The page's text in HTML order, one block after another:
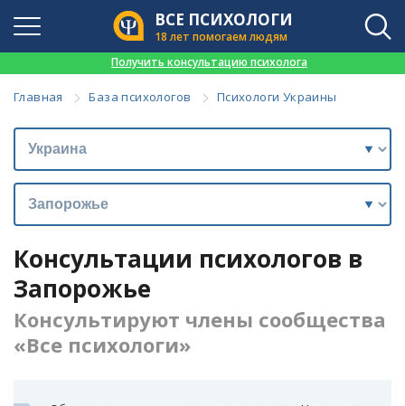
ВСЕ ПСИХОЛОГИ
18 лет помогаем людям
Получить консультацию психолога
Главная База психологов Психологи Украины
Консультации психологов в
Запорожье
Консультируют члены сообщества
«Все психологи»